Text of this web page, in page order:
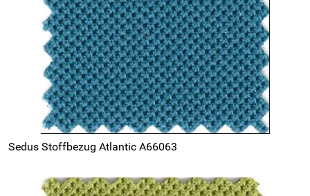
Sedus Stoffbezug Atlantic A66063